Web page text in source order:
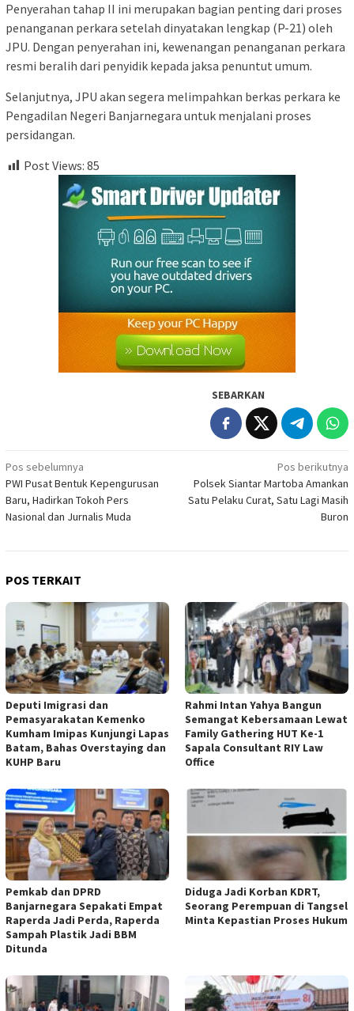
Penyerahan tahap II ini merupakan bagian penting dari proses
penanganan perkara setelah dinyatakan lengkap (P-21) oleh
JPU. Dengan penyerahan ini, kewenangan penanganan perkara
resmi beralih dari penyidik kepada jaksa penuntut umum.
Selanjutnya, JPU akan segera melimpahkan berkas perkara ke
Pengadilan Negeri Banjarnegara untuk menjalani proses
persidangan.
Post Views: 85
SEBARKAN
Navigasi
pos
Pos sebelumnya
PWI Pusat Bentuk Kepengurusan
Baru, Hadirkan Tokoh Pers
Nasional dan Jurnalis Muda
Pos berikutnya
Polsek Siantar Martoba Amankan
Satu Pelaku Curat, Satu Lagi Masih
Buron
POS TERKAIT
Deputi Imigrasi dan
Pemasyarakatan Kemenko
Kumham Imipas Kunjungi Lapas
Batam, Bahas Overstaying dan
KUHP Baru
Rahmi Intan Yahya Bangun
Semangat Kebersamaan Lewat
Family Gathering HUT Ke-1
Sapala Consultant RIY Law
Office
Pemkab dan DPRD
Banjarnegara Sepakati Empat
Raperda Jadi Perda, Raperda
Sampah Plastik Jadi BBM
Ditunda
Diduga Jadi Korban KDRT,
Seorang Perempuan di Tangsel
Minta Kepastian Proses Hukum